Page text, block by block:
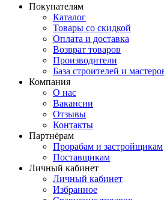
Покупателям
Каталог
Товары со скидкой
Оплата и доставка
Возврат товаров
Производители
База строителей и
Компания
О нас
Вакансии
Отзывы
Контакты
Партнёрам
Прорабам и застройщикам
Поставщикам
Личный кабинет
Личный кабинет
Избранное